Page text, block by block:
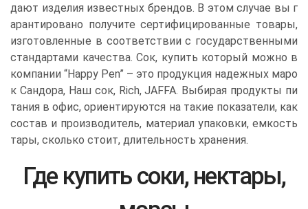
дают изделия известных брендов. В этом случае вы г
арантировано получите сертифицированные товары,
изготовленные в соответствии с государственными
стандартами качества. Сок, купить который можно в
компании “Happy Pen” – это продукция надежных маро
к Сандора, Наш сок, Rich, JAFFA. Выбирая продукты пи
тания в офис, ориентируются на такие показатели, как
состав и производитель, материал упаковки, емкость
тары, сколько стоит, длительность хранения.
Где купить соки, нектары,